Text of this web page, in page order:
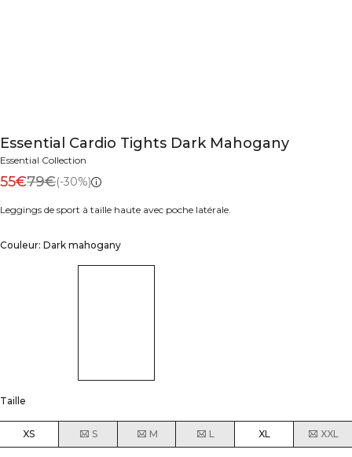
Essential Cardio Tights Dark Mahogany
Essential Collection
55€79€(-30%)
Leggings de sport à taille haute avec poche latérale.
Couleur: Dark mahogany
Taille
XS S M L XL XXL